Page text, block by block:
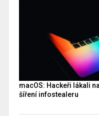
macOS: Hackeři lákali
šíření infostealeru